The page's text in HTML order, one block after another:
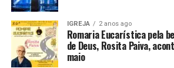
IGREJA 2 anos ago
Romaria Eucarística pela
de Deus, Rosita Paiva,
maio